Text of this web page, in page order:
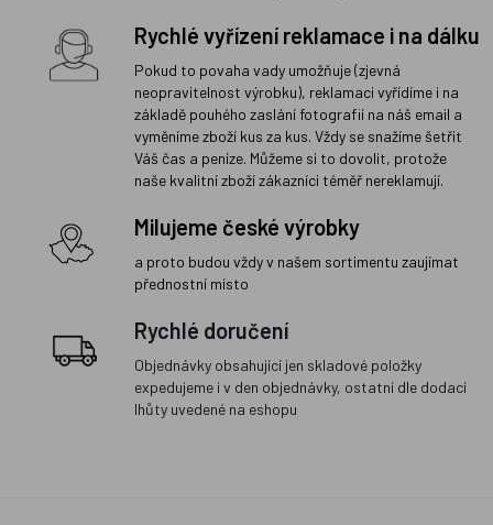
Rychlé vyřízení reklamace i na dálku
Pokud to povaha vady umožňuje (zjevná
neopravitelnost výrobku), reklamaci vyřídíme i na
základě pouhého zaslání fotografií na náš email a
vyměníme zboží kus za kus. Vždy se snažíme šetřit
Váš čas a peníze. Můžeme si to dovolit, protože
naše kvalitní zboží zákazníci téměř nereklamují.
Milujeme české výrobky
a proto budou vždy v našem sortimentu zaujímat
přednostní místo
Rychlé doručení
Objednávky obsahující jen skladové položky
expedujeme i v den objednávky, ostatní dle dodací
lhůty uvedené na eshopu